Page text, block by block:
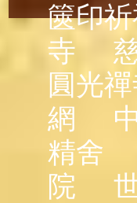
篋印
寺
圓光
網
精舍
院